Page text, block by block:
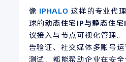
像 IPHALO 这样的专业代
球的动态住宅IP与静态住宅
议接入与节点可视化管理
告验证、社交媒体多账号
测试，都能帮助企业在安